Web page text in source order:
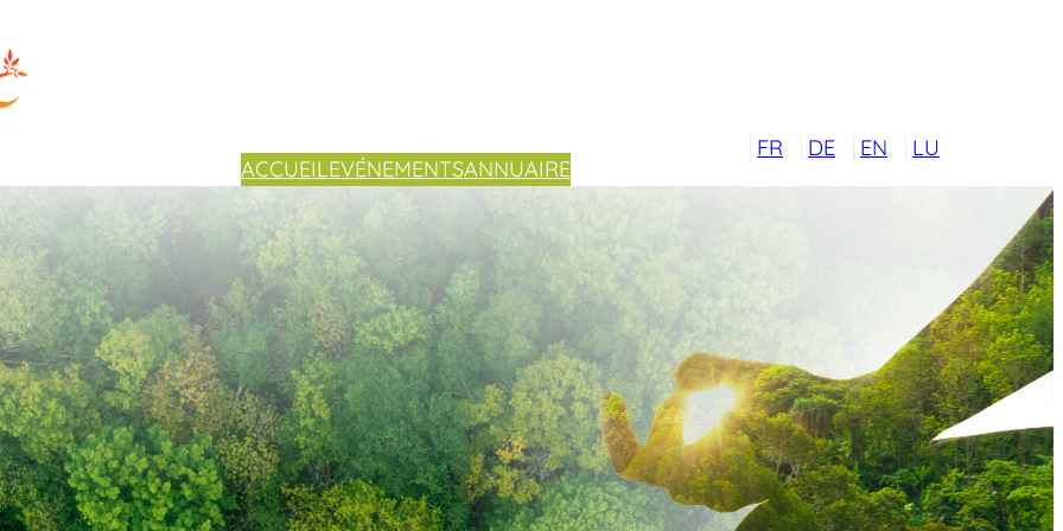
ACCUEILEVÉNEMENTSANNUAIRE
FR DE EN LU